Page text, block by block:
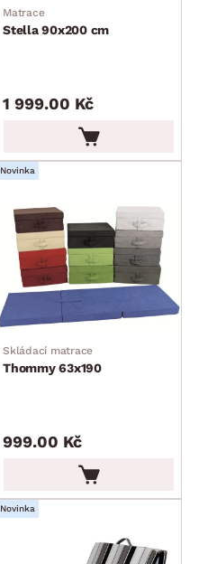
Matrace
Stella 90x200 cm
1 999.00 Kč
Novinka
Skládací matrace
Thommy 63x190
999.00 Kč
Novinka